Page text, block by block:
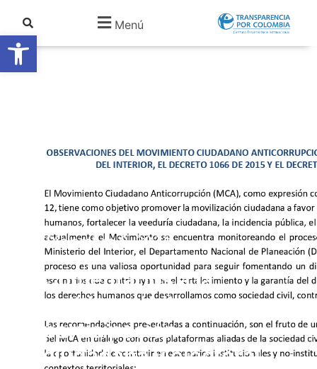
Abrir barra de herramientas
Menú
Diciembre 6, 2024
Comentarios a la
política pública de
participación
ciudadana y electoral